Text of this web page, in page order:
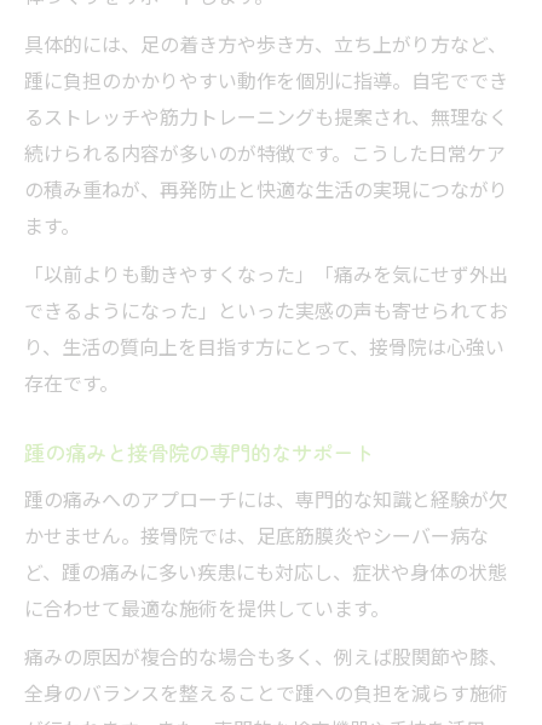
具体的には、足の着き方や歩き方、立ち上がり方など、
踵に負担のかかりやすい動作を個別に指導。自宅ででき
るストレッチや筋力トレーニングも提案され、無理なく
続けられる内容が多いのが特徴です。こうした日常ケア
の積み重ねが、再発防止と快適な生活の実現につながり
ます。
「以前よりも動きやすくなった」「痛みを気にせず外出
できるようになった」といった実感の声も寄せられてお
り、生活の質向上を目指す方にとって、接骨院は心強い
存在です。
踵の痛みと接骨院の専門的なサポート
踵の痛みへのアプローチには、専門的な知識と経験が欠
かせません。接骨院では、足底筋膜炎やシーバー病な
ど、踵の痛みに多い疾患にも対応し、症状や身体の状態
に合わせて最適な施術を提供しています。
痛みの原因が複合的な場合も多く、例えば股関節や膝、
全身のバランスを整えることで踵への負担を減らす施術